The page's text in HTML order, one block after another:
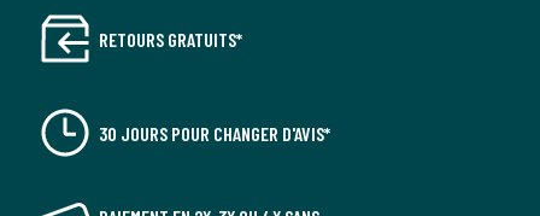
RETOURS GRATUITS*
30 JOURS POUR CHANGER D'AVIS*